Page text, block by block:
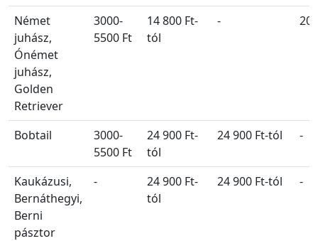
Német
juhász,
Ónémet
juhász,
Golden
Retriever
3000-
5500 Ft
14 800 Ft-
tól
- 20
Bobtail
3000-
5500 Ft
24 900 Ft-
tól
24 900 Ft-tól -
Kaukázusi,
Bernáthegyi,
Berni
pásztor
-
24 900 Ft-
tól
24 900 Ft-tól -